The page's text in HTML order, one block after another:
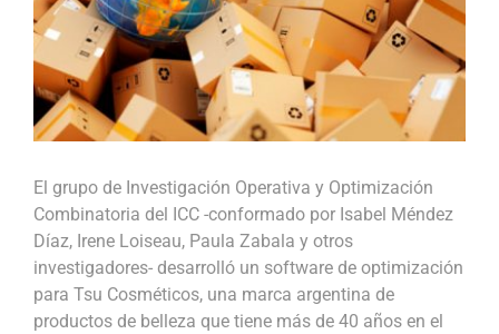
El grupo de Investigación Operativa y Optimización
Combinatoria del ICC -conformado por Isabel Méndez
Díaz, Irene Loiseau, Paula Zabala y otros
investigadores- desarrolló un software de optimización
para Tsu Cosméticos, una marca argentina de
productos de belleza que tiene más de 40 años en el